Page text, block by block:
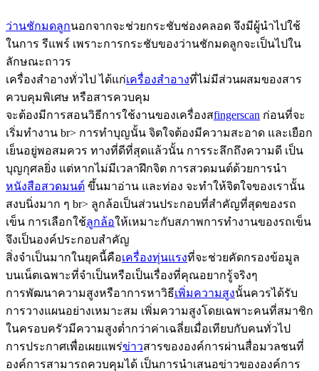
ว่านชักมดลูกนอกจากจะช่วยกระชับช่องคลอด จึงมีผู้นำไปใช้
ในการ รีแพร์ เพราะการกระชับของว่านชักมดลูกจะเป็นไปใน
ลักษณะถาวร
เครื่องสำอางทั่วไป ได้แก่เครื่องสำอางที่ไม่มีส่วนผสมของสาร
ควบคุมพิเศษ หรือสารควบคุม
จะต้องมีการสอนวิธีการใช้งานของเครื่องสfingerscan ก่อนที่จะ
เริ่มทำงาน br> การทำบุญนั้น จิตใจต้องมีความสะอาด และเยือก
เย็นอยู่พอสมควร ทางที่ดีที่สุดแล้วนั้น การระลึกถึงความดี เป็น
บุญกุศลยิ่ง แต่หากไม่มีเวลาฝึกจิต การสวดมนต์ด้วยการนำ
หนังสือสวดมนต์ ขึ้นมาอ่าน และท่อง จะทำให้จิตใจของเรานั้น
สงบนิ่งมาก ๆ br> ลูกล้อเป็นส่วนประกอบที่สำคัญที่สุดของรถ
เข็น การเลือกใช้ลูกล้อให้เหมาะกับสภาพการทำงานของรถเข็น
จึงเป็นองค์ประกอบสำคัญ
สิ่งจำเป็นมากในยุคนี้คือเครื่องทุ่นแรงที่จะช่วยคัดกรองข้อมูล
บนเน็ตเฉพาะที่จำเป็นหรือเป็นเรื่องที่คุณอยากรู้จริงๆ
การพัฒนาความสูงหรือาการหาวิธีเพิ่มความสูงนั้นควรได้รับ
การวางแผนอย่างเหมาะสม เพิ่มความสูงโดยเฉพาะคนที่สมาชิก
ในครอบครัวมีความสูงต่ำกว่าค่าเฉลี่ยเมื่อเทียบกับคนทั่วไป
การประกาศเพื่อเผยแพร่ข่าวสารขององค์การผ่านสื่อมวลชนที่
องค์การสามารถควบคุมได้ เป็นการนำเสนอข่าวขององค์การ